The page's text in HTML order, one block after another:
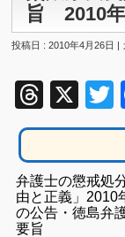
旨 2010
投稿日 : 2010年4月26日 |
X
弁護士の懲戒処
由と正義」2010
の公告・徳島弁
要旨